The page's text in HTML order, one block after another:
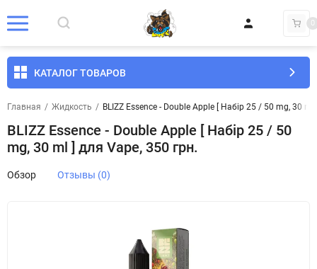
0
КАТАЛОГ ТОВАРОВ
Главная / Жидкость / BLIZZ Essence - Double Apple [ Набір 25 / 50 mg, 30
BLIZZ Essence - Double Apple [ Набір 25 / 50
mg, 30 ml ] для Vape, 350 грн.
Обзор Отзывы (0)